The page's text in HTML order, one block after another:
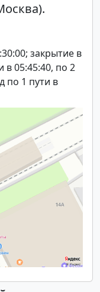
закрытие в
в 05:45:40, по 2
по 1 пути в